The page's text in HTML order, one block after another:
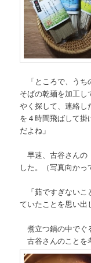
「ところで、うち
そばの乾麺を加工し
やく探して、連絡し
を４時間飛ばして
だよね」
早速、古谷さんの
した。（写真向かっ
「茹ですぎないこ
ていたことを思い出
煮立つ鍋の中でぐ
古谷さんのことを